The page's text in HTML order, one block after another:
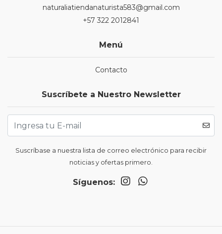
naturaliatiendanaturista583@gmail.com
+57 322 2012841
Menú
Contacto
Suscríbete a Nuestro Newsletter
Suscríbase a nuestra lista de correo electrónico para recibir
noticias y ofertas primero.
Síguenos: